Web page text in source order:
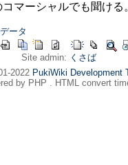
マーシャルでも聞ける
ータ
Site admin: くさば
2022 PukiWiki Development
by PHP . HTML convert